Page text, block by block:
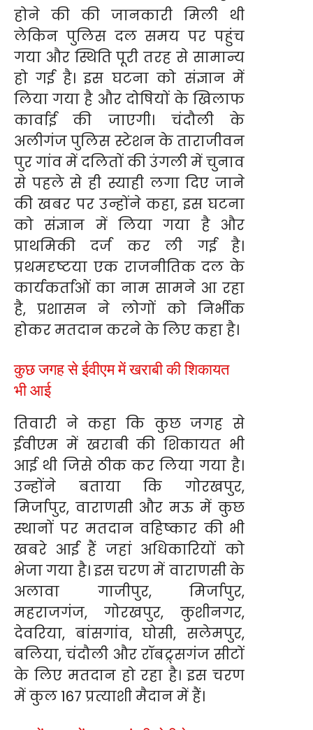
होने की की जानकारी मिली थी
लेकिन पुलिस दल समय पर पहुंच
गया और स्थिति पूरी तरह से सामान्य
हो गई है। इस घटना को संज्ञान में
लिया गया है और दोषियों के खिलाफ
कार्वाई की जाएगी। चंदौली के
अलीगंज पुलिस स्टेशन के ताराजीवन
पुर गांव में दलितों की उंगली में चुनाव
से पहले से ही स्याही लगा दिए जाने
की खबर पर उन्होंने कहा, इस घटना
को संज्ञान में लिया गया है और
प्राथमिकी दर्ज कर ली गई है।
प्रथमदृष्टया एक राजनीतिक दल के
कार्यकर्ताओं का नाम सामने आ रहा
है, प्रशासन ने लोगों को निर्भीक
होकर मतदान करने के लिए कहा है।
कुछ जगह से ईवीएम में खराबी की शिकायत
भी आई
तिवारी ने कहा कि कुछ जगह से
ईवीएम में खराबी की शिकायत भी
आई थी जिसे ठीक कर लिया गया है।
उन्होंने बताया कि गोरखपुर,
मिर्जापुर, वाराणसी और मऊ में कुछ
स्थानों पर मतदान वहिष्कार की भी
खबरे आई हैं जहां अधिकारियों को
भेजा गया है। इस चरण में वाराणसी के
अलावा गाजीपुर, मिर्जापुर,
महराजगंज, गोरखपुर, कुशीनगर,
देवरिया, बांसगांव, घोसी, सलेमपुर,
बलिया, चंदौली और रॉबट्र्सगंज सीटों
के लिए मतदान हो रहा है। इस चरण
में कुल 167 प्रत्याशी मैदान में हैं।